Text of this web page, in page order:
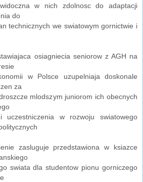
w nich zdolnosc do adaptacji
do
technicznych we swiatowym gornictwie i
osiagniecia seniorow z AGH na
w Polsce uzupelniaja doskonale
za
mlodszym juniorom ich obecnych
w rozwoju swiatowego
zasluguje przedstawiona w ksiazce
swiata dla studentow pionu gorniczego